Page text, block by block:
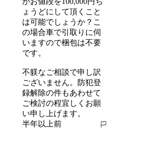
ょうどにして頂くこと
は可能でしょうか？こ
の場合車で引取りに伺
いますので梱包は不要
です。
不躾なご相談で申し訳
ございません。防犯登
録解除の件もあわせて
ご検討の程宜しくお願
い申し上げます。
半年以上前
報告する